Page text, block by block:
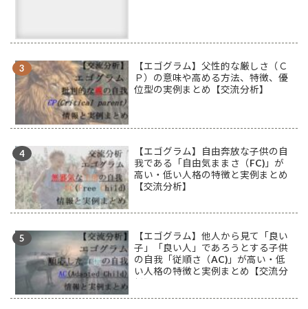
【エゴグラム】父性的な厳しさ（Ｃ
Ｐ）の意味や高める方法、特徴、優
位型の実例まとめ【交流分析】
【エゴグラム】自由奔放な子供の自
我である「自由気ままさ（FC)」が
高い・低い人格の特徴と実例まとめ
【交流分析】
【エゴグラム】他人から見て「良い
子」「良い人」であろうとする子供
の自我「従順さ（AC)」が高い・低
い人格の特徴と実例まとめ【交流分